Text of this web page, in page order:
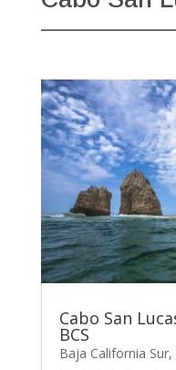
Cabo San
BCS
Baja California Sur,